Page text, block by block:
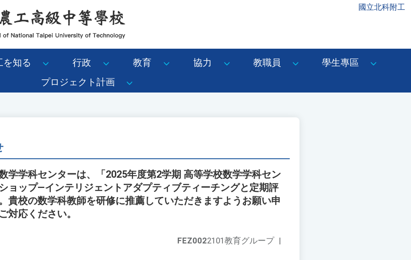
國立北科附工
を知る 行政 教育 協力 教職員
學生專區
プロジェクト計画
学学科センターは、「2025年度第2学期 高等学校数学学科セン
ョップ—インテリジェントアダプティブティーチングと定期評
貴校の数学科教師を研修に推薦していただきますようお願い申
対応ください。
FEZ0022101教育グループ |